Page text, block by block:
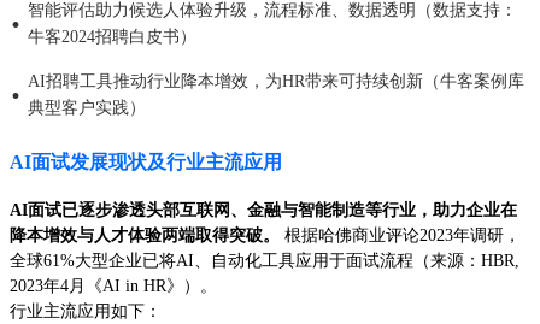
· 智能评估助力候选人体验升级，流程标准、数据透明（数据支持：
牛客2024招聘白皮书）
· AI招聘工具推动行业降本增效，为HR带来可持续创新（牛客案例库
典型客户实践）
AI面试发展现状及行业主流应用
AI面试已逐步渗透头部互联网、金融与智能制造等行业，助力企业在
降本增效与人才体验两端取得突破。
根据哈佛商业评论2023年调研，
全球61%大型企业已将AI、自动化工具应用于面试流程（来源：HBR,
2023年4月《AI in HR》）。
行业主流应用如下：